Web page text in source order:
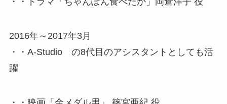
2016年～2017年3月
・・A-Studio の8代目のアシスタントとしても活
躍